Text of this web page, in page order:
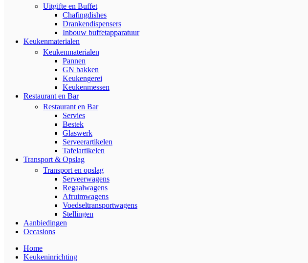
Uitgifte en Buffet
Chafingdishes
Drankendispensers
Inbouw buffetapparatuur
Keukenmaterialen
Keukenmaterialen
Pannen
GN bakken
Keukengerei
Keukenmessen
Restaurant en Bar
Restaurant en Bar
Servies
Bestek
Glaswerk
Serveerartikelen
Tafelartikelen
Transport & Opslag
Transport en opslag
Serveerwagens
Regaalwagens
Afruimwagens
Voedseltransportwagens
Stellingen
Aanbiedingen
Occasions
Home
Keukeninrichting